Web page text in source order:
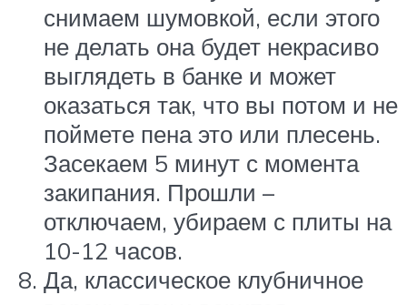
снимаем шумовкой, если этого
не делать она будет некрасиво
выглядеть в банке и может
оказаться так, что вы потом и не
поймете пена это или плесень.
Засекаем 5 минут с момента
закипания. Прошли –
отключаем, убираем с плиты на
10-12 часов.
Да, классическое клубничное